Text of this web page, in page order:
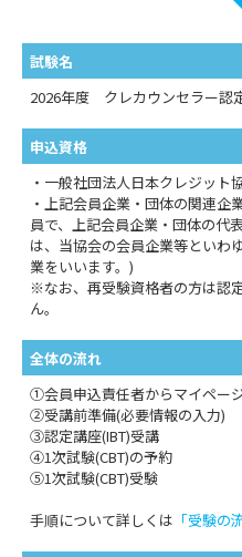
試験名
2026年度 クレカウンセラー認
申込資格
・一般社団法人日本クレジット
・上記会員企業・団体の関連企
員で、上記会員企業・団体の代
は、当協会の会員企業等といわ
業をいいます。)
※なお、再受験資格者の方は認
ん。
全体の流れ
①会員申込責任者からマイペー
②受講前準備(必要情報の入力)
③認定講座(IBT)受講
④1次試験(CBT)の予約
⑤1次試験(CBT)受験
手順について詳しくは 「受験の